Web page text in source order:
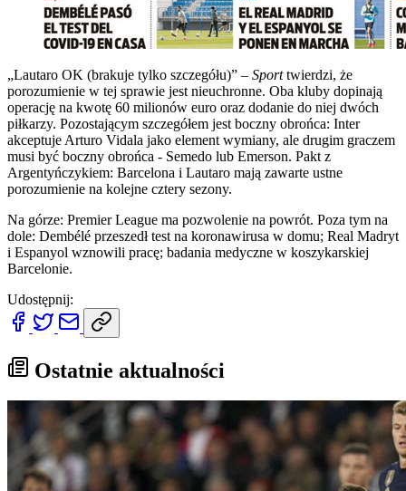
„Lautaro OK (brakuje tylko szczegółu)” – Sporttwierdzi, że
porozumienie w tej sprawie jest nieuchronne. Oba kluby dopinają
operację na kwotę 60 milionów euro oraz dodanie do niej dwóch
piłkarzy. Pozostającym szczegółem jest boczny obrońca: Inter
akceptuje Arturo Vidala jako element wymiany, ale drugim graczem
musi być boczny obrońca - Semedo lub Emerson. Pakt z
Argentyńczykiem: Barcelona i Lautaro mają zawarte ustne
porozumienie na kolejne cztery sezony.
Na górze: Premier League ma pozwolenie na powrót. Poza tym na
dole: Dembélé przeszedł test na koronawirusa w domu; Real Madryt
i Espanyol wznowili pracę; badania medyczne w koszykarskiej
Barcelonie.
Udostępnij:
Ostatnie aktualności